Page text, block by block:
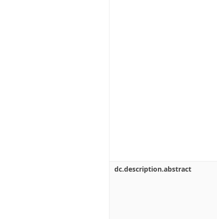
dc.description.abstract